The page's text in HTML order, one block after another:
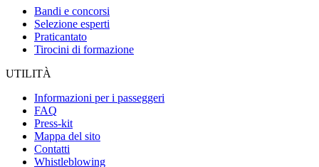
Bandi e concorsi
Selezione esperti
Praticantato
Tirocini di formazione
UTILITÀ
Informazioni per i passeggeri
FAQ
Press-kit
Mappa del sito
Contatti
Whistleblowing